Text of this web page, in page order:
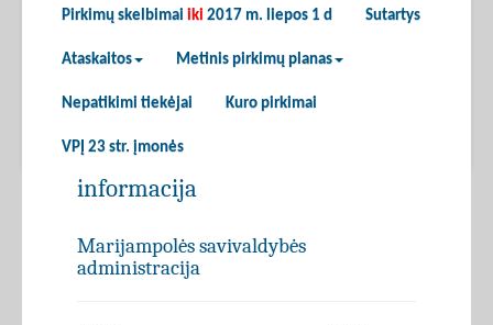
Pirkimų skelbimai iki 2017 m. liepos 1 d Sutartys
Ataskaitos Metinis pirkimų planas
Nepatikimi tiekėjai Kuro pirkimai
VPĮ 23 str. įmonės
informacija
Marijampolės savivaldybės
administracija